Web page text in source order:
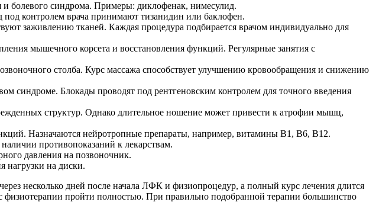
болевого синдрома. Примеры: диклофенак, нимесулид.
контролем врача принимают тизанидин или баклофен.
заживлению тканей. Каждая процедура подбирается врачом индивидуально для
мышечного корсета и восстановления функций. Регулярные занятия с
столба. Курс массажа способствует улучшению кровообращения и снижению
Блокады проводят под рентгеновским контролем для точного введения
структур. Однако длительное ношение может привести к атрофии мышц,
Назначаются нейротропные препараты, например, витамины B1, B6, B12.
противопоказаний к лекарствам.
давления на позвоночник.
нагрузки на диски.
несколько дней после начала ЛФК и физиопроцедур, а полный курс лечения длится
пройти полностью. При правильно подобранной терапии большинство